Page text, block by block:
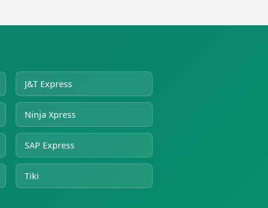
J&T Express
Ninja Xpress
SAP Express
Tiki